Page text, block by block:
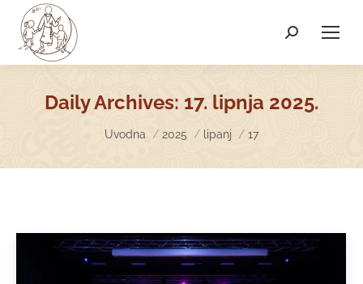
Search:
Daily Archives: 17. lipnja 2025.
Uvodna 2025 lipanj 17